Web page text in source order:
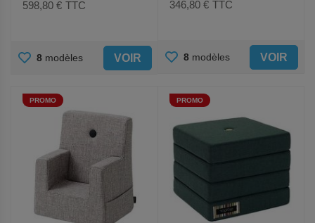
598,80 € TTC
AJOUTER
FAVORIS
8 modèles VOIR
346,80 € TTC
AJOUTER
FAVORIS
8 modèles VOIR
PROMO PROMO